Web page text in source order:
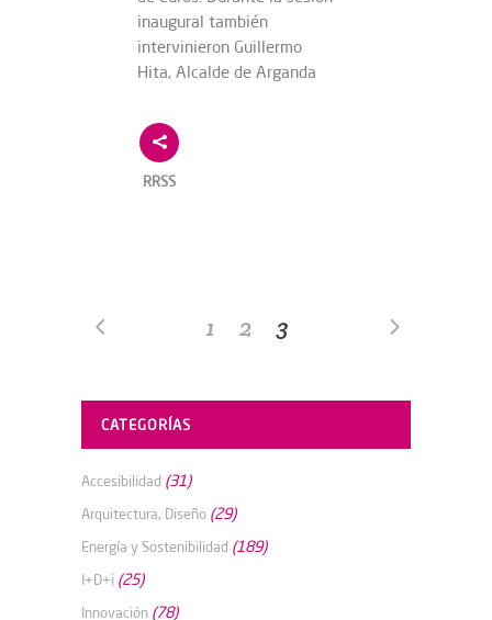
inaugural también
intervinieron Guillermo
Hita, Alcalde de Arganda
RRSS
1 2 3
CATEGORÍAS
Accesibilidad (31)
Arquitectura, Diseño (29)
Energía y Sostenibilidad (189)
I+D+i (25)
Innovación (78)